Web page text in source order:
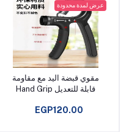
عرض لمدة محدودة
أضف إلى السلة
مقوي قبضة اليد مع مقاومة
قابلة للتعديل Hand Grip
EGP120.00